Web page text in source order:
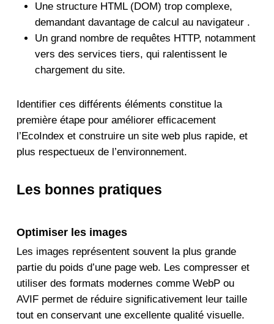
Une structure HTML (DOM) trop complexe,
demandant davantage de calcul au navigateur .
Un grand nombre de requêtes HTTP, notamment
vers des services tiers, qui ralentissent le
chargement du site.
Identifier ces différents éléments constitue la
première étape pour améliorer efficacement
l’EcoIndex et construire un site web plus rapide, et
plus respectueux de l’environnement.
Les bonnes pratiques
Optimiser les images
Les images représentent souvent la plus grande
partie du poids d’une page web. Les compresser et
utiliser des formats modernes comme WebP ou
AVIF permet de réduire significativement leur taille
tout en conservant une excellente qualité visuelle.